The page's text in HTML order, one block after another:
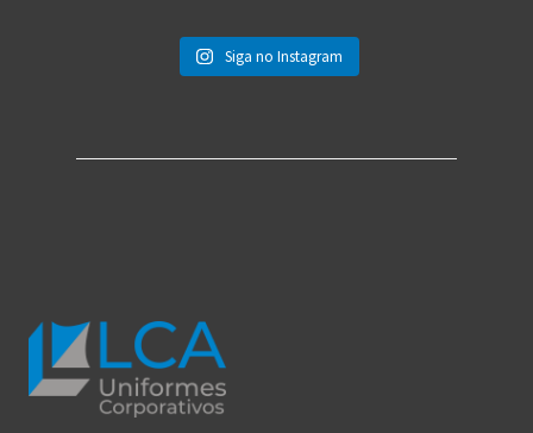
Siga no Instagram